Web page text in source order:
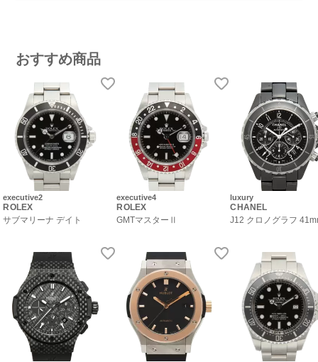
おすすめ商品
executive2
ROLEX
サブマリーナ デイト
executive4
ROLEX
GMTマスターⅡ
luxury
CHANEL
J12 クロノグラフ